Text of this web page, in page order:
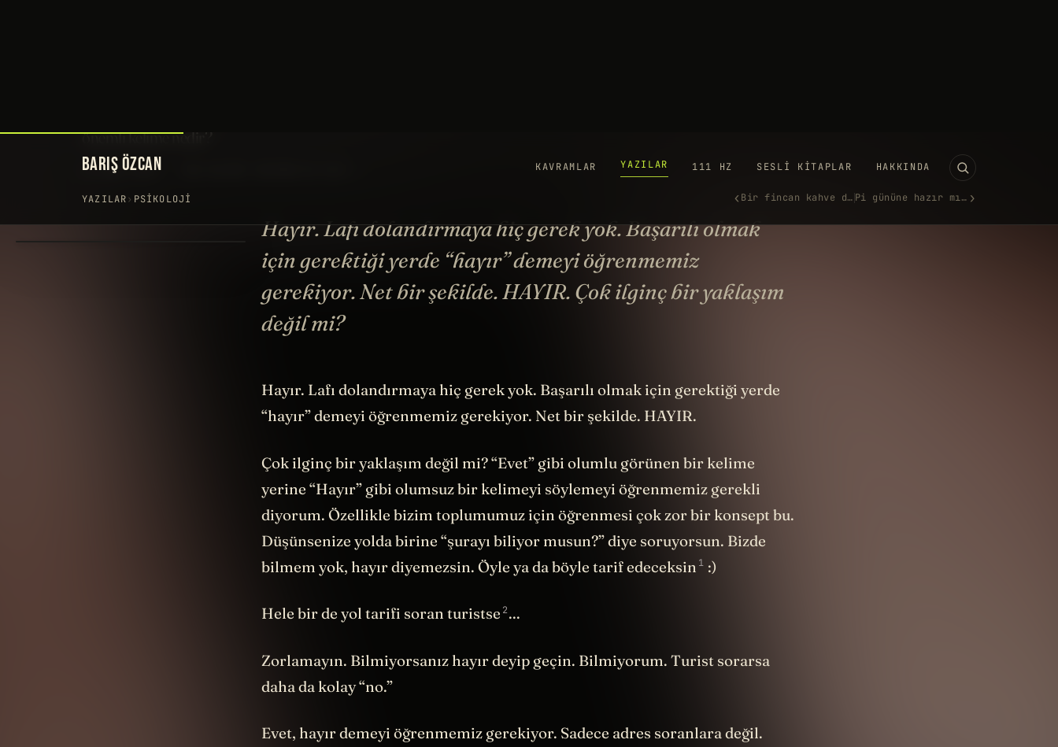
11 MART 2018 · 982 KELIME YOUTUBE'DA IZLE →
Hayır. Lafı dolandırmaya hiç gerek yok. Başarılı olmak
için gerektiği yerde “hayır” demeyi öğrenmemiz
gerekiyor. Net bir şekilde. HAYIR. Çok ilginç bir yaklaşım
değil mi?
Hayır. Lafı dolandırmaya hiç gerek yok. Başarılı olmak için gerektiği yerde
“hayır” demeyi öğrenmemiz gerekiyor. Net bir şekilde. HAYIR.
Çok ilginç bir yaklaşım değil mi? “Evet” gibi olumlu görünen bir kelime
yerine “Hayır” gibi olumsuz bir kelimeyi söylemeyi öğrenmemiz gerekli
diyorum. Özellikle bizim toplumumuz için öğrenmesi çok zor bir konsept bu.
Düşünsenize yolda birine “şurayı biliyor musun?” diye soruyorsun. Bizde
bilmem yok, hayır diyemezsin. Öyle ya da böyle tarif edeceksin 1 :)
Hele bir de yol tarifi soran turistse 2...
Zorlamayın. Bilmiyorsanız hayır deyip geçin. Bilmiyorum. Turist sorarsa
daha da kolay “no.”
Evet, hayır demeyi öğrenmemiz gerekiyor. Sadece adres soranlara değil.